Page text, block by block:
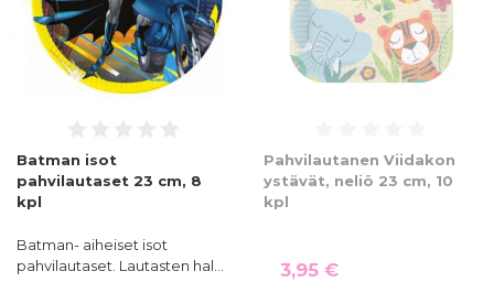
Batman isot
pahvilautaset 23 cm, 8
kpl
Batman- aiheiset isot
pahvilautaset. Lautasten hal…
Pahvilautanen Viidakon
ystävät, neliö 23 cm, 10
kpl
3,95 €